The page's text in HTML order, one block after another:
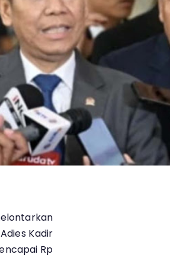
Kadir
Rp